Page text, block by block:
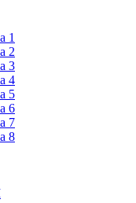
1
2
3
4
5
6
7
8